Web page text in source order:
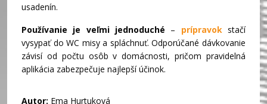
usadenín.
Používanie je veľmi jednoduché – prípravokstačí
vysypať do WC misy a spláchnuť. Odporúčané dávkovanie
závisí od počtu osôb v domácnosti, pričom pravidelná
aplikácia zabezpečuje najlepší účinok.
Autor: Ema Hurtuková